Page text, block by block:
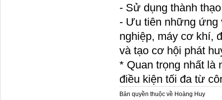
- Sử dụng thành
- Ưu tiên những ứng
nghiệp, máy cơ khí,
và tạo cơ hội phát
* Quan trọng nhất là
điều kiện tối đa từ
Bản quyền thuộc về Hoàng Huy